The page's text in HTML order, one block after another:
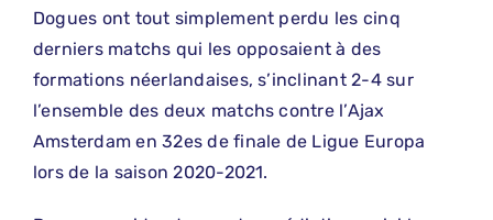
Dogues ont tout simplement perdu les cinq
derniers matchs qui les opposaient à des
formations néerlandaises, s’inclinant 2-4 sur
l’ensemble des deux matchs contre l’Ajax
Amsterdam en 32es de finale de Ligue Europa
lors de la saison 2020-2021.